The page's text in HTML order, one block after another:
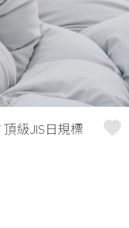
級JIS日規標